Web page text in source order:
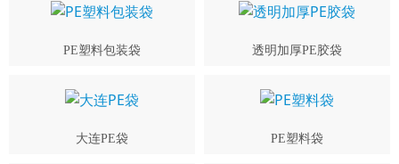
PE塑料包装袋 透明加厚PE胶袋
大连PE袋 PE塑料袋